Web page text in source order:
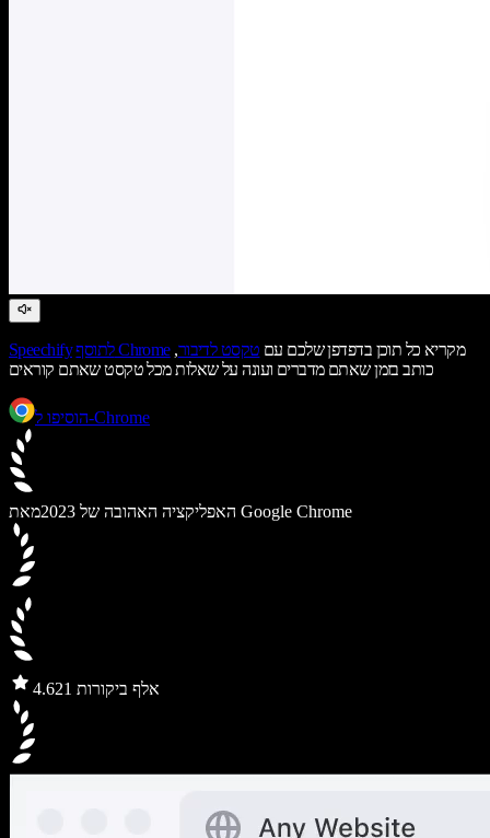
Speechify לתוסף Chrome מקריא כל תוכן בדפדפן שלכם עם טקסט לדיבור,
כותב בזמן שאתם מדברים ועונה על שאלות מכל טקסט שאתם קוראים
הוסיפו ל-Chrome
האפליקציה האהובה של 2023 מאת Google Chrome
4.6 21 אלף ביקורות